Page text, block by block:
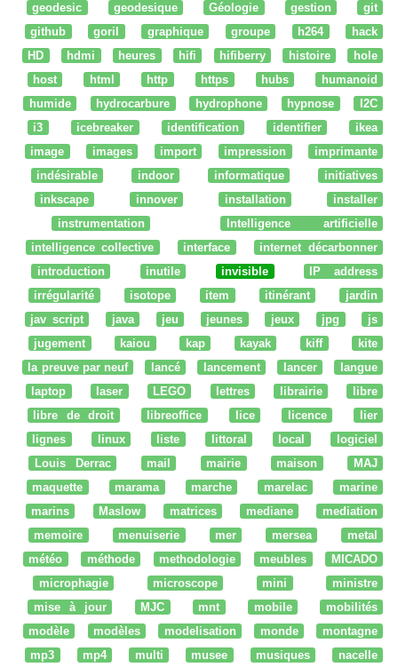
geodesic geodesique Géologie gestion
git
github
goril graphique groupe h264
hack
HD
hdmi heures hifi hifiberry histoire
hole
host
html http https hubs
humanoid
humide
hydrocarbure hydrophone hypnose
I2C
i3
icebreaker identification identifier
ikea
image
images import impression
imprimante
indésirable
indoor informatique
initiatives
inkscape
innover installation
installer
instrumentation
Intelligence artificielle
intelligence collective
interface
internet décarbonner
introduction
inutile invisible
IP address
irrégularité
isotope item itinérant
jardin
jav script
java jeu jeunes jeux jpg
js
jugement
kaiou kap kayak kiff
kite
la preuve par neuf
lancé lancement lancer
langue
laptop
laser LEGO lettres librairie
libre
libre de droit
libreoffice lice licence
lier
lignes
linux liste littoral local
logiciel
Louis Derrac
mail mairie maison
MAJ
maquette
marama marche marelac
marine
marins
Maslow matrices mediane
mediation
memoire
menuiserie mer mersea
metal
météo
méthode methodologie meubles
MICADO
microphagie
microscope mini
ministre
mise à jour
MJC mnt mobile
mobilités
modèle
modèles modelisation monde
montagne
mp3
mp4 multi musee musiques
nacelle